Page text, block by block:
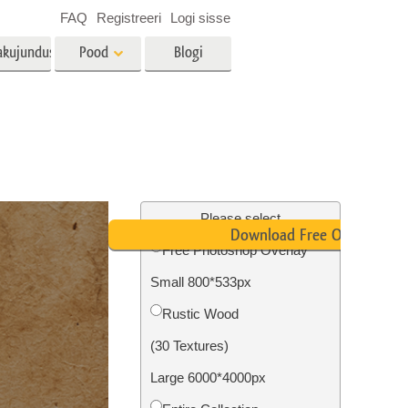
Fotode taastamine
Pood
videoülekatted
Blogi
FAQ Registreeri Logi sisse
Please select
Free Photoshop Overlay
Small 800*533px
Rustic Wood
(30 Textures)
Large 6000*4000px
Download Free Overlay